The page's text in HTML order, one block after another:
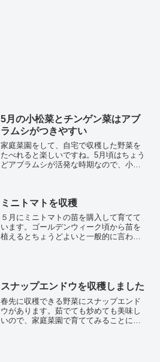
5月の小松菜とチンゲン菜はアブ
ラムシがつきやすい
家庭菜園をして、自宅で収穫した野菜を
たべれると楽しいですね。5月頃はちょう
どアブラムシが活発な時期なので、小松
んが、ほかの時期にはそれほどアブラム
シがつかないので、時期をずらして植え
ると良いか...
ミニトマトを収穫
５月にミニトマトの苗を購入して育てて
います。ゴールデンウィーク頃から苗を
植えるとちょうどよいと一般的に言われ
多いので、気に入っているミニトマトを
スナップエンドウを収穫しました
春先に収穫できる野菜にスナップエンド
ウがあります。茹でても炒めても美味し
いので、家庭菜園で育ててみることにし